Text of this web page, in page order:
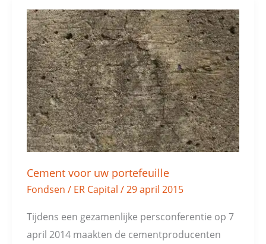
Cement voor uw portefeuille
Fondsen / ER Capital /29 april 2015
Tijdens een gezamenlijke persconferentie op 7
april 2014 maakten de cementproducenten
Cement
voor
uw
portefeuille